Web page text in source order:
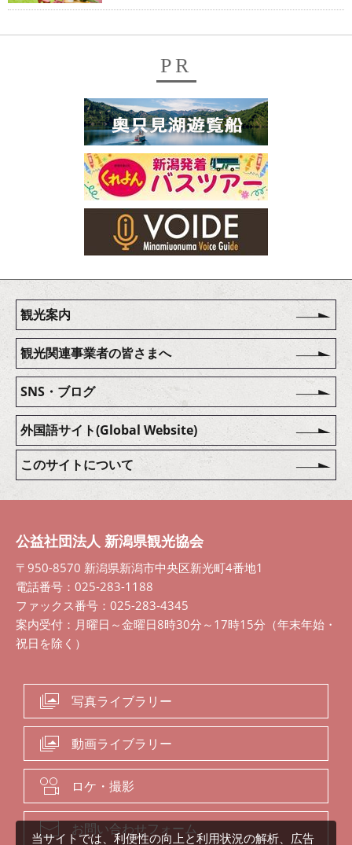
PR
観光案内
観光関連事業者の皆さまへ
SNS・ブログ
外国語サイト(Global Website)
このサイトについて
公益社団法人 新潟県観光協会
〒950-8570 新潟県新潟市中央区新光町4番地1
電話番号：025-283-1188
ファックス番号：025-283-4345
案内受付：月曜日～金曜日8時30分～17時15分（年末年始・
祝日を除く）
写真ライブラリー
動画ライブラリー
ロケ・撮影
お問い合わせフォーム
当サイトでは、利便性の向上と利用状況の解析、広告